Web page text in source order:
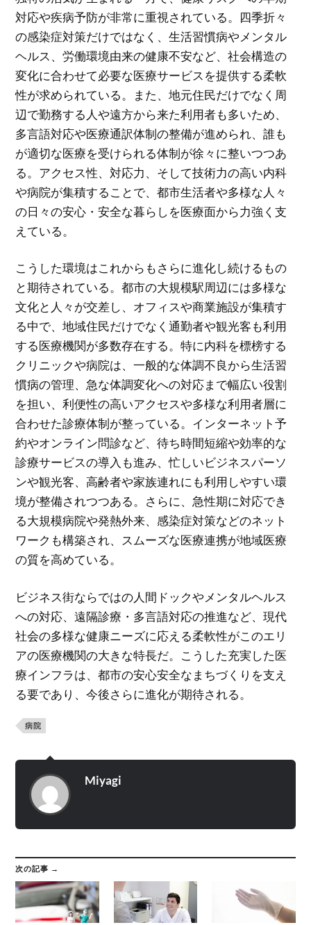
対応や疾病予防が非常に重視されている。四季折々
の感染症対策だけではなく、生活習慣病やメンタル
ヘルス、労働環境由来の健康不安など、社会構造の
変化に合わせて必要な医療サービスを提供する柔軟
性が求められている。また、地元住民だけでなく周
辺で勤務する人や遠方から来た利用者も多いため、
多言語対応や医療通訳体制の整備が進められ、誰も
が適切な医療を受けられる体制が徐々に整いつつあ
る。アクセス性、対応力、そして技術力の高い内科
や病院が集積することで、都市生活者や多様な人々
の日々の安心・安全な暮らしを医療面から力強く支
えている。
こうした環境はこれからもさらに進化し続けるもの
と期待されている。都市の大規模駅周辺には多様な
文化と人々が交差し、オフィスや商業施設が集積す
る中で、地域住民だけでなく通勤者や観光客も利用
する医療機関が多数存在する。特に内科を標榜する
クリニックや病院は、一般的な体調不良から生活習
慣病の管理、急な体調変化への対応まで幅広い役割
を担い、利便性の高いアクセスや多様な利用者層に
合わせた診療体制が整っている。インターネット予
約やオンライン問診など、待ち時間短縮や効率的な
診療サービスの導入も進み、忙しいビジネスパーソ
ンや観光客、高齢者や家族連れにも利用しやすい環
境が整備されつつある。さらに、急性期に対応でき
る大規模病院や発熱外来、感染症対策などのネット
ワークも構築され、スムーズな医療連携が地域医療
の質を高めている。
ビジネス街ならではの人間ドックやメンタルヘルス
への対応、遠隔診療・多言語対応の推進など、現代
社会の多様な健康ニーズに応える柔軟性がこのエリ
アの医療機関の大きな特長だ。こうした充実した医
療インフラは、都市の安心安全なまちづくりを支え
る要であり、今後さらに進化が期待される。
病院
Miyagi
次の記事 →